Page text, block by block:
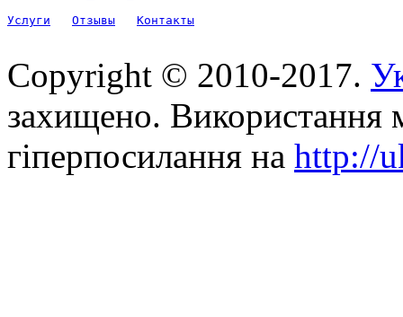
Услуги Отзывы Контакты
Copyright © 2010-2017.
захищено. Використання
гіперпосилання на http://